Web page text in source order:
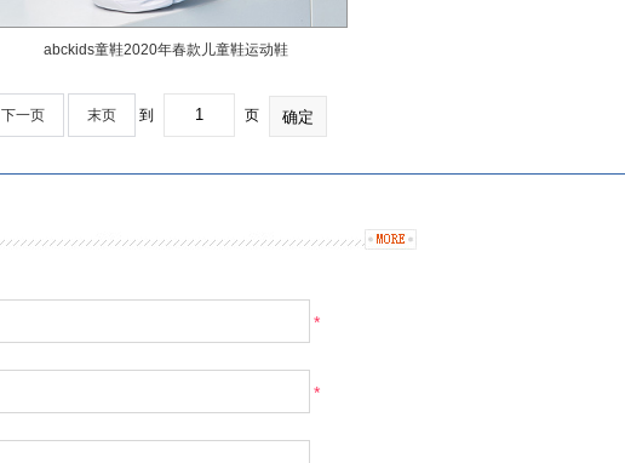
abckids童鞋2020年春款儿童鞋运动鞋
下一页 末页 到 页
*
*